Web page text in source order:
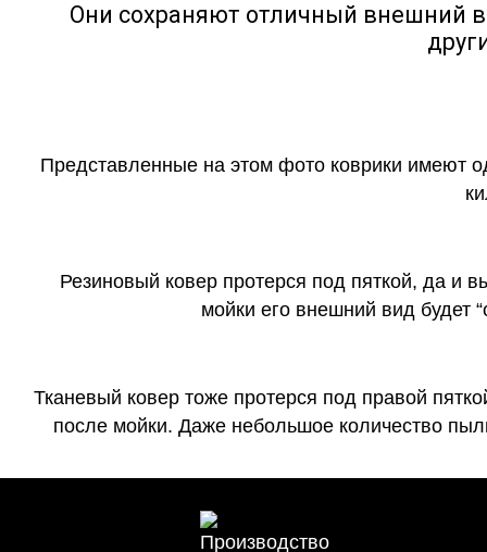
Они сохраняют отличный внешний
Представленные на этом фото коврики имеют
Резиновый ковер протерся под пяткой, да и
мойки его внешний вид будет
Тканевый ковер тоже протерся под правой
после мойки. Даже небольшое количество